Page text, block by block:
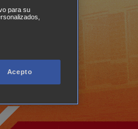
para su
Acepto